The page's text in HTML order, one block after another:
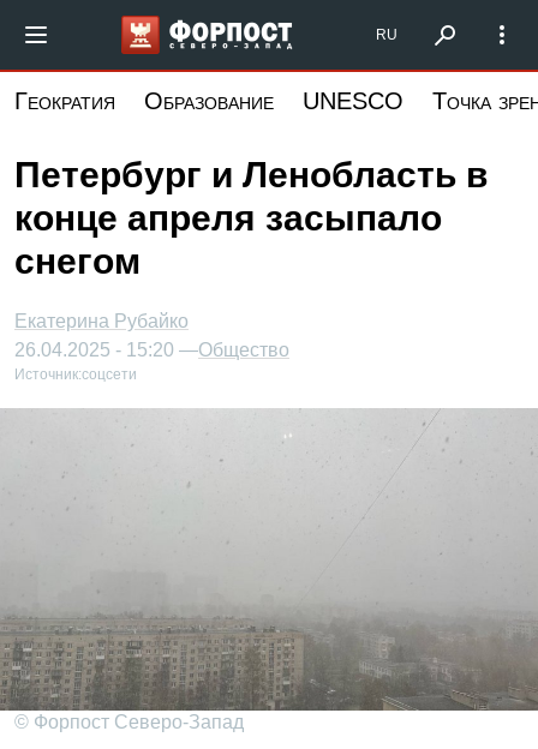
основному
Форпост Северо-Запад
RU
Геократия Образование UNESCO Точка
Петербург и Ленобласть в
конце апреля засыпало
снегом
Екатерина Рубайко
26.04.2025 - 15:20 —Общество
Источник:соцсети
© Форпост Северо-Запад